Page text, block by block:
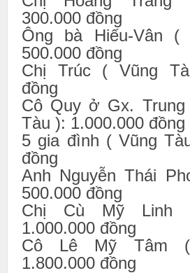
300.000 đồng
Ông bà Hiếu-Vân (
500.000 đồng
Chị Trúc ( Vũng
đồng
Cô Quy ở Gx.
Tàu ): 1.000.000 đồng
5 gia đình ( Vũng
đồng
Anh Nguyễn Thái
500.000 đồng
Chị Cù Mỹ Linh
1.000.000 đồng
Cô Lê Mỹ Tâm
1.800.000 đồng